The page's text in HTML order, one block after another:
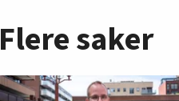
Flere saker